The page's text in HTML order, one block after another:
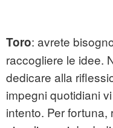
Toro: avrete
raccogliere le idee.
dedicare alla
impegni quotidiani
intento. Per fortuna,